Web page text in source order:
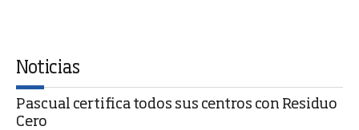
Noticias
Pascual certifica todos sus centros con Residuo
Cero